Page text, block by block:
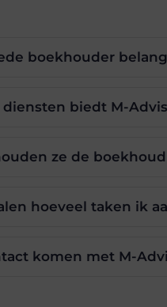
boekhouder
diensten biedt M-
ze de
hoeveel taken ik
komen met M-